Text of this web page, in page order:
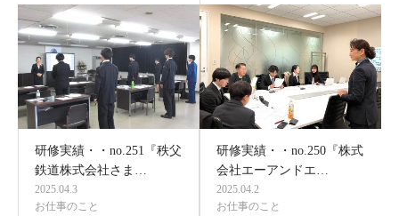
研修実績・・no.251『秩父
鉄道株式会社さま…
2025.04.3
お仕事のこと
研修実績・・no.250『株式
会社エーアンドエ…
2025.04.2
お仕事のこと